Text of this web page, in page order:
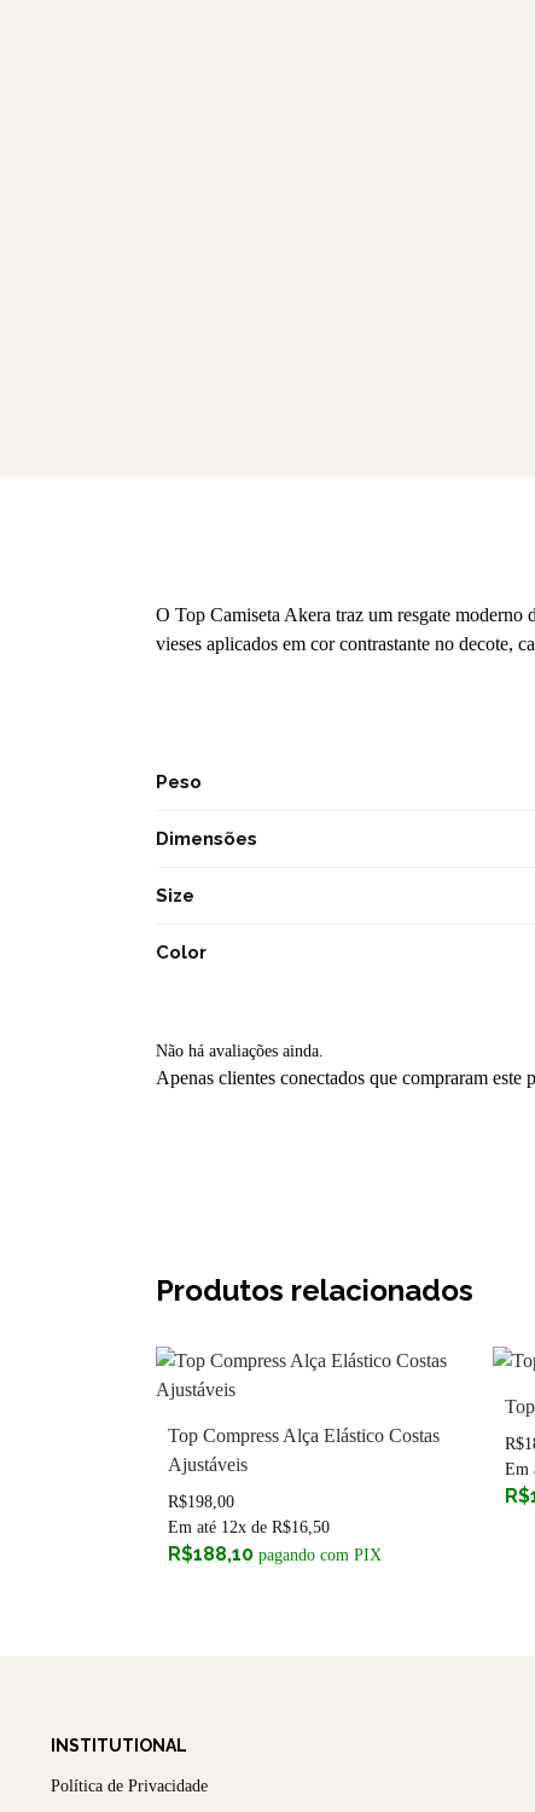
O Top Camiseta Akera traz um resgate moderno
vieses aplicados em cor contrastante no decote,
Peso
Dimensões
Size
Color
Não há avaliações ainda.
Apenas clientes conectados que compraram
Produtos relacionados
Top Compress Alça Elástico Costas
Ajustáveis
R$198,00
Em até 12x de R$16,50
R$188,10 pagando com PIX
R$
Em
R$
INSTITUTIONAL
Política de Privacidade